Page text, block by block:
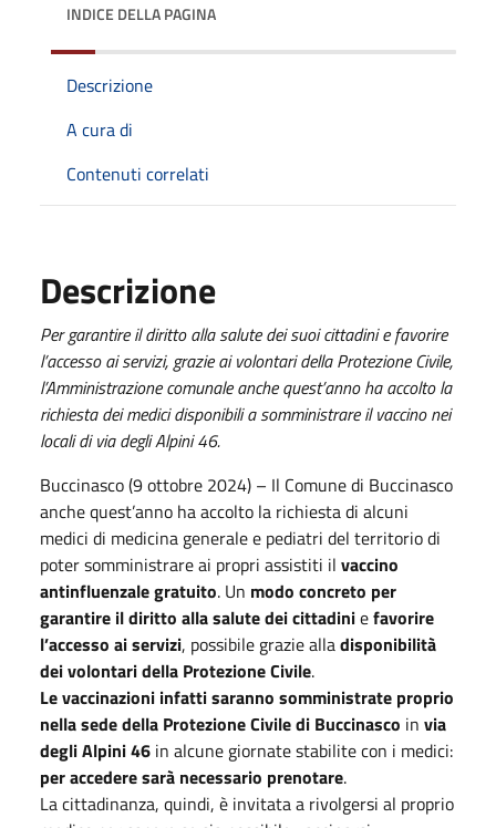
INDICE DELLA PAGINA
Descrizione
A cura di
Contenuti correlati
Descrizione
Per garantire il diritto alla salute dei suoi cittadini e favorire
l’accesso ai servizi, grazie ai volontari della Protezione Civile,
l’Amministrazione comunale anche quest’anno ha accolto la
richiesta dei medici disponibili a somministrare il vaccino nei
locali di via degli Alpini 46.
Buccinasco (9 ottobre 2024) – Il Comune di Buccinasco
anche quest’anno ha accolto la richiesta di alcuni
medici di medicina generale e pediatri del territorio di
poter somministrare ai propri assistiti il vaccino
antinfluenzale gratuito. Un modo concreto per
garantire il diritto alla salute dei cittadiniefavorire
l’accesso ai servizi, possibile grazie alladisponibilità
dei volontari della Protezione Civile.
Le vaccinazioni infatti saranno somministrate proprio
nella sede della Protezione Civile di Buccinasco in via
degli Alpini 46 in alcune giornate stabilite con i medici:
per accedere sarà necessario prenotare.
La cittadinanza, quindi, è invitata a rivolgersi al proprio